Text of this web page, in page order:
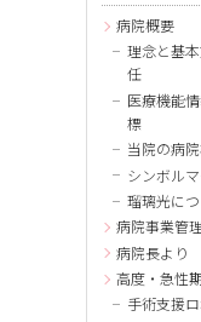
病院概要
理念と基
任
医療機能
標
当院の病
シンボル
瑠璃光に
病院事業管
病院長より
高度・急性
手術支援